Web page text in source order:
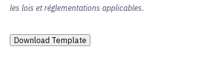
les lois et réglementations applicables.
Download Template